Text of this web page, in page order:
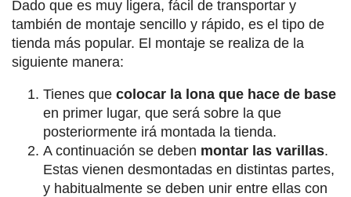
Dado que es muy ligera, fácil de transportar y
también de montaje sencillo y rápido, es el tipo de
tienda más popular. El montaje se realiza de la
siguiente manera:
Tienes que colocar la lona que hace de base
en primer lugar, que será sobre la que
posteriormente irá montada la tienda.
A continuación se deben montar las varillas.
Estas vienen desmontadas en distintas partes,
y habitualmente se deben unir entre ellas con